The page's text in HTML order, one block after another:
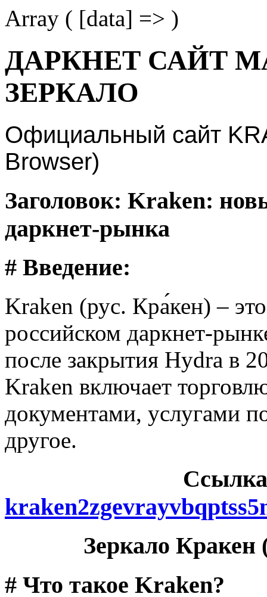
Array ( [data] => )
ДАРКНЕТ САЙТ
ЗЕРКАЛО
Официальный сайт
Browser)
Заголовок: Kraken:
даркнет-рынка
# Введение:
Kraken (рус. Кра́кен) –
российском даркнет-
после закрытия Hydra в
Kraken включает
документами, услугами
другое.
Зеркало Кракен
# Что такое Kraken?